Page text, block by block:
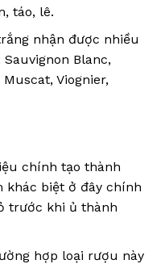
táo, lê.
nhận được nhiều
Blanc,
Viognier,
chính tạo thành
khác biệt ở đây chính
trước khi ủ thành
hợp loại rượu này